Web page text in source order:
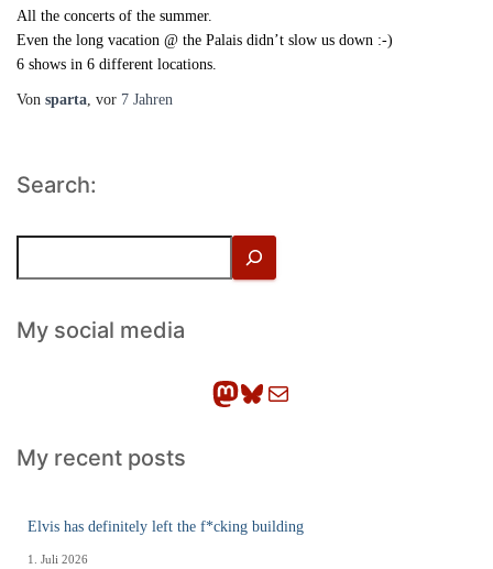
All the concerts of the summer.
Even the long vacation @ the Palais didn’t slow us down :-)
6 shows in 6 different locations.
Von sparta, vor 7 Jahren
Search:
h
eMy social media
Mastodon Bluesky E-Mail
My recent posts
Elvis has definitely left the f*cking building
1. Juli 2026